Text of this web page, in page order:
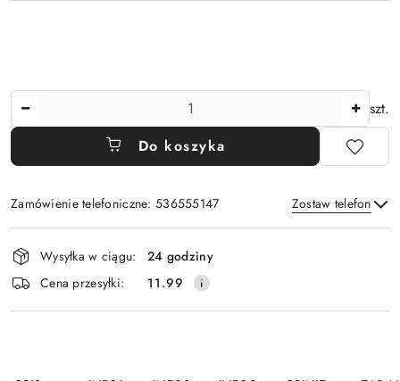
szt.
Do koszyka
Zamówienie telefoniczne: 536555147 Zostaw telefon
Wyślij
Dostępność
i
dostawa
Wysyłka w ciągu:
24 godziny
Cena przesyłki:
11.99